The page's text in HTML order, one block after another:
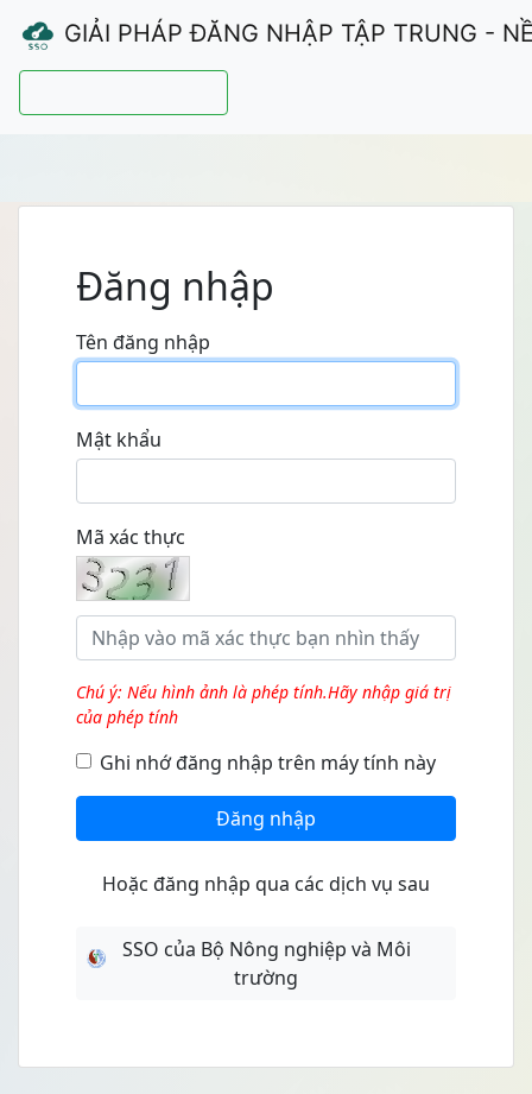
GIẢI PHÁP ĐĂNG NHẬP TẬP TRUNG -
Đăng nhập
Tên đăng nhập
Mật khẩu
Mã xác thực
Chú ý: Nếu hình ảnh là phép tính.Hãy nhập giá trị
của phép tính
Ghi nhớ đăng nhập trên máy tính này
Đăng nhập
Hoặc đăng nhập qua các dịch vụ sau
SSO của Bộ Nông nghiệp và Môi
trường